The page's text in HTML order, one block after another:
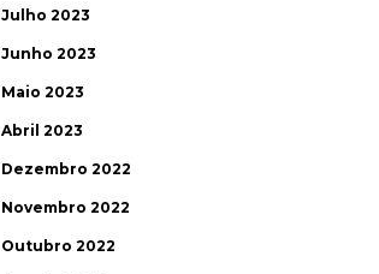
Julho 2023
Junho 2023
Maio 2023
Abril 2023
Dezembro 2022
Novembro 2022
Outubro 2022